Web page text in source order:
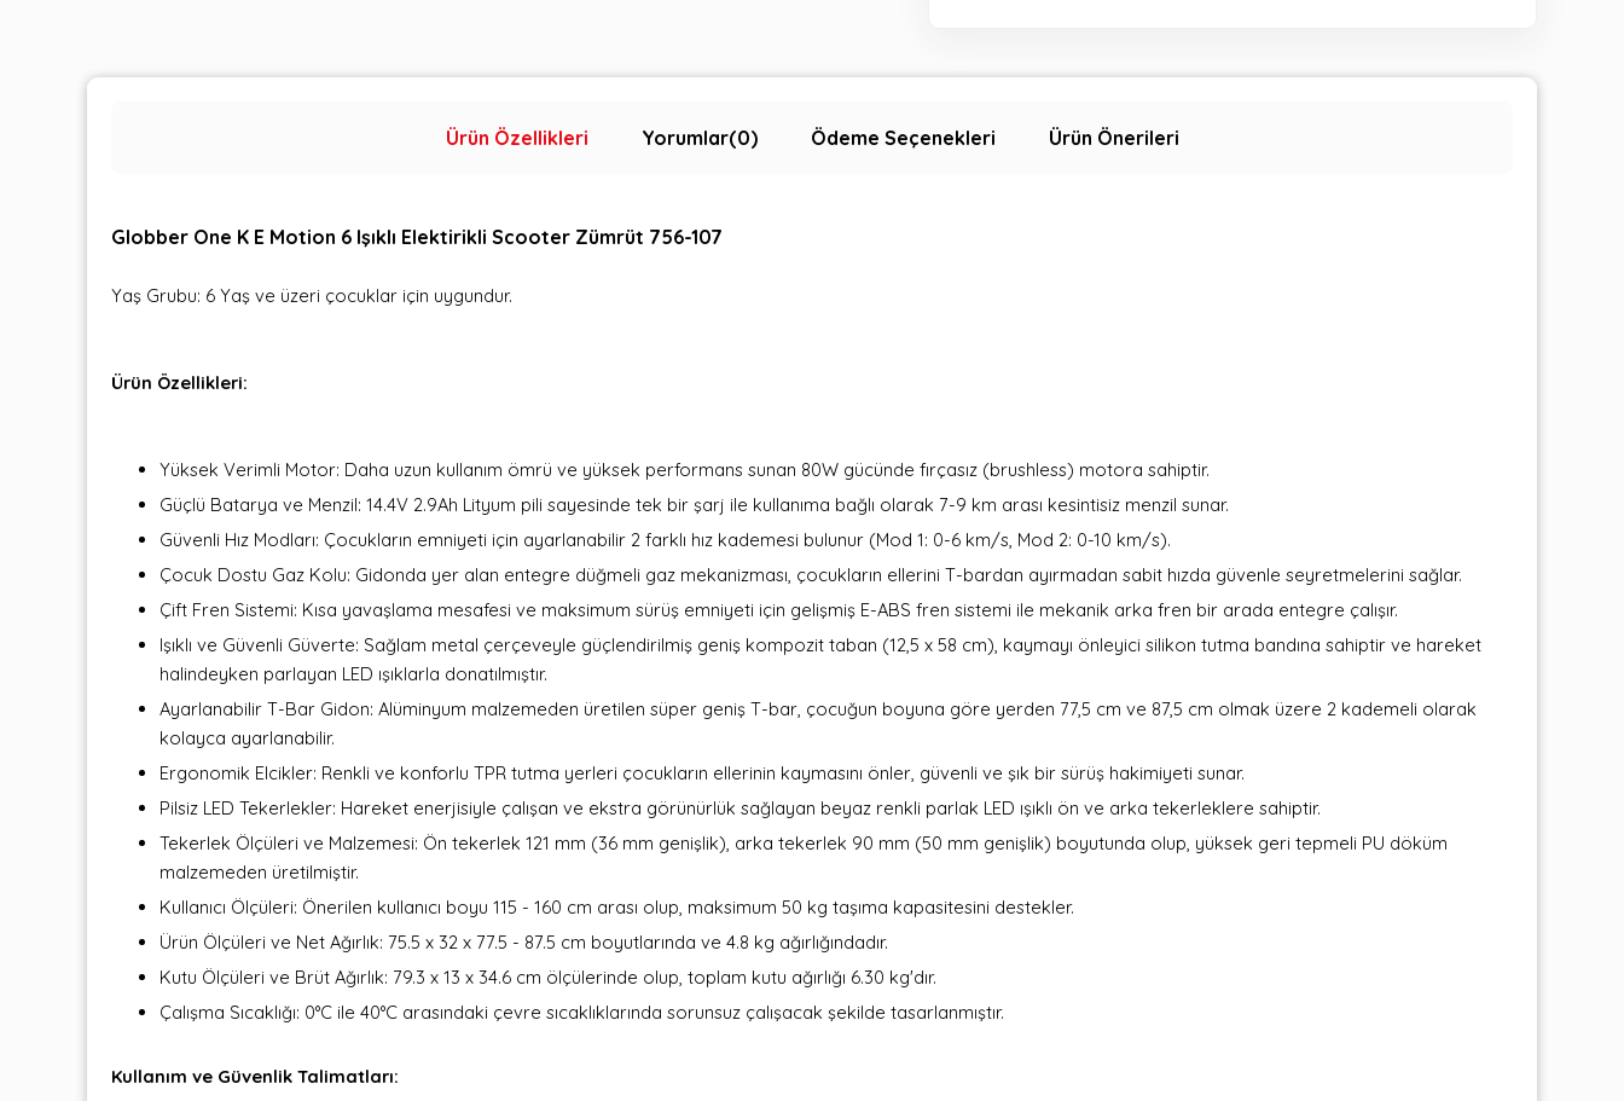
Ürün Özellikleri Yorumlar(0) Ödeme Seçenekleri Ürün Önerileri
Globber One K E Motion 6 Işıklı Elektirikli Scooter Zümrüt 756-107
Yaş Grubu: 6 Yaş ve üzeri çocuklar için uygundur.
Ürün Özellikleri:
Yüksek Verimli Motor: Daha uzun kullanım ömrü ve yüksek performans sunan 80W gücünde fırçasız (brushless) motora sahiptir.
Güçlü Batarya ve Menzil: 14.4V 2.9Ah Lityum pili sayesinde tek bir şarj ile kullanıma bağlı olarak 7-9 km arası kesintisiz menzil sunar.
Güvenli Hız Modları: Çocukların emniyeti için ayarlanabilir 2 farklı hız kademesi bulunur (Mod 1: 0-6 km/s, Mod 2: 0-10 km/s).
Çocuk Dostu Gaz Kolu: Gidonda yer alan entegre düğmeli gaz mekanizması, çocukların ellerini T-bardan ayırmadan sabit hızda güvenle seyretmelerini sağlar.
Çift Fren Sistemi: Kısa yavaşlama mesafesi ve maksimum sürüş emniyeti için gelişmiş E-ABS fren sistemi ile mekanik arka fren bir arada entegre çalışır.
Işıklı ve Güvenli Güverte: Sağlam metal çerçeveyle güçlendirilmiş geniş kompozit taban (12,5 x 58 cm), kaymayı önleyici silikon tutma bandına sahiptir ve hareket
halindeyken parlayan LED ışıklarla donatılmıştır.
Ayarlanabilir T-Bar Gidon: Alüminyum malzemeden üretilen süper geniş T-bar, çocuğun boyuna göre yerden 77,5 cm ve 87,5 cm olmak üzere 2 kademeli olarak
kolayca ayarlanabilir.
Ergonomik Elcikler: Renkli ve konforlu TPR tutma yerleri çocukların ellerinin kaymasını önler, güvenli ve şık bir sürüş hakimiyeti sunar.
Pilsiz LED Tekerlekler: Hareket enerjisiyle çalışan ve ekstra görünürlük sağlayan beyaz renkli parlak LED ışıklı ön ve arka tekerleklere sahiptir.
Tekerlek Ölçüleri ve Malzemesi: Ön tekerlek 121 mm (36 mm genişlik), arka tekerlek 90 mm (50 mm genişlik) boyutunda olup, yüksek geri tepmeli PU döküm
malzemeden üretilmiştir.
Kullanıcı Ölçüleri: Önerilen kullanıcı boyu 115 - 160 cm arası olup, maksimum 50 kg taşıma kapasitesini destekler.
Ürün Ölçüleri ve Net Ağırlık: 75.5 x 32 x 77.5 - 87.5 cm boyutlarında ve 4.8 kg ağırlığındadır.
Kutu Ölçüleri ve Brüt Ağırlık: 79.3 x 13 x 34.6 cm ölçülerinde olup, toplam kutu ağırlığı 6.30 kg'dır.
Çalışma Sıcaklığı: 0°C ile 40°C arasındaki çevre sıcaklıklarında sorunsuz çalışacak şekilde tasarlanmıştır.
Kullanım ve Güvenlik Talimatları: